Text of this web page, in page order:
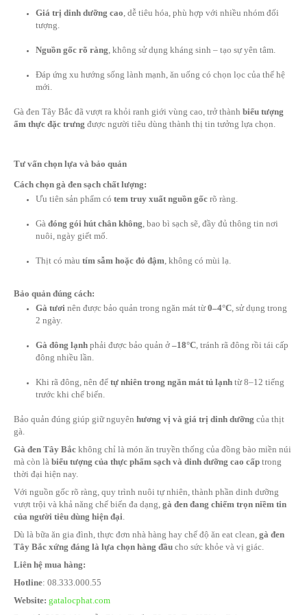
3. Nhà hàng cao cấp:
Gà đen được xem là “món chủ lực” trong các nhà hàng
vùng cao, ẩm thực dưỡng sinh và thực đơn phục hồi.
Xu hướng tiêu dùng hiện nay
Người tiêu dùng Việt Nam, đặc biệt là ở các đô thị lớn, đang
dịch mạnh từ thực phẩm giá rẻ sang thực phẩm sạch – truy
Tây Bắc.
Vì sao gà đen trở thành xu hướng mới?
thử”.
Giá trị dinh dưỡng cao
tượng.
Nguồn gốc rõ ràng
Đáp ứng xu hướng sống lành mạnh, ăn uống có chọn
mới.
Gà đen Tây Bắc đã vượt ra khỏi ranh giới vùng cao, trở thành